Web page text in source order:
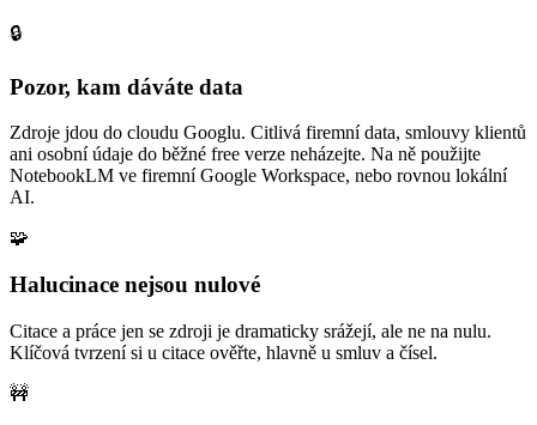
🔒
Pozor, kam dáváte data
Zdroje jdou do cloudu Googlu. Citlivá firemní data, smlouvy klientů
ani osobní údaje do běžné free verze neházejte. Na ně použijte
NotebookLM ve firemní Google Workspace, nebo rovnou lokální
AI.
🧩
Halucinace nejsou nulové
Citace a práce jen se zdroji je dramaticky srážejí, ale ne na nulu.
Klíčová tvrzení si u citace ověřte, hlavně u smluv a čísel.
🚧